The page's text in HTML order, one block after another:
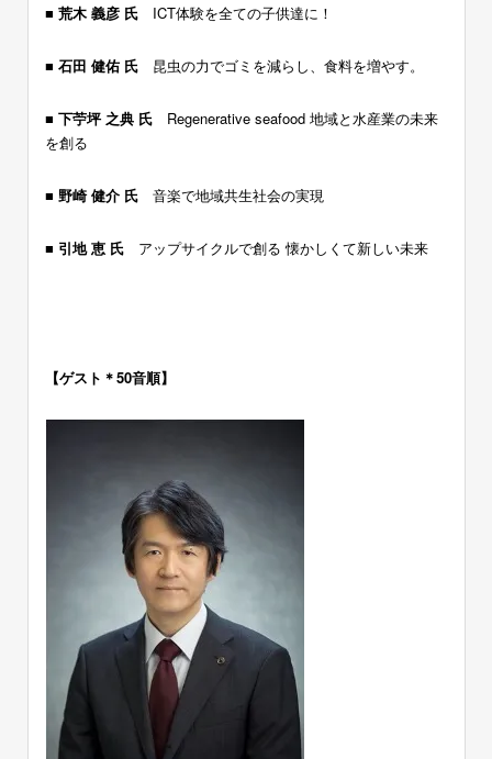
■ 荒木 義彦 氏 ICT体験を全ての子供達に！
■ 石田 健佑 氏 昆虫の力でゴミを減らし、食料を増やす。
■ 下苧坪 之典 氏
Regenerative seafood 地域と水産業の未来
を創る
■ 野崎 健介 氏 音楽で地域共生社会の実現
■ 引地 恵 氏 アップサイクルで創る 懐かしくて新しい未来
【ゲスト＊50音順】